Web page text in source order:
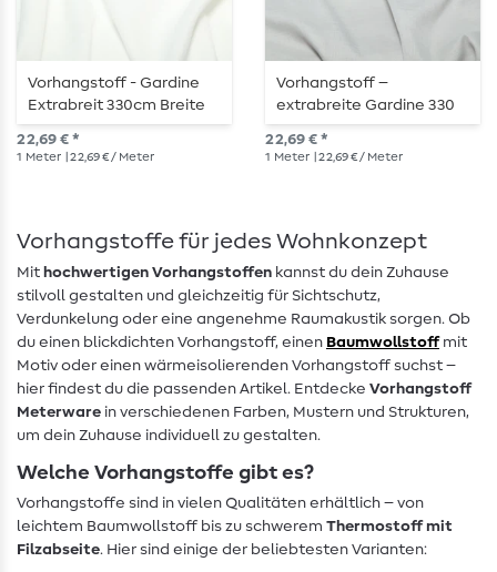
Vorhangstoff - Gardine
Extrabreit 330cm Breite
Geflammt Weiß
22,69 € *
1 Meter | 22,69 € / Meter
Vorhangstoff –
extrabreite Gardine 330
cm, geflammt in Zartgrau
22,69 € *
1 Meter | 22,69 € / Meter
Vorhangstoffe für jedes Wohnkonzept
Mit hochwertigen Vorhangstoffen kannst du dein Zuhause
stilvoll gestalten und gleichzeitig für Sichtschutz,
Verdunkelung oder eine angenehme Raumakustik sorgen. Ob
du einen blickdichten Vorhangstoff, einen Baumwollstoffmit
Motiv oder einen wärmeisolierenden Vorhangstoff suchst –
hier findest du die passenden Artikel. Entdecke Vorhangstoff
Meterware in verschiedenen Farben, Mustern und Strukturen,
um dein Zuhause individuell zu gestalten.
Welche Vorhangstoffe gibt es?
Vorhangstoffe sind in vielen Qualitäten erhältlich – von
leichtem Baumwollstoff bis zu schwerem Thermostoff mit
Filzabseite. Hier sind einige der beliebtesten Varianten: